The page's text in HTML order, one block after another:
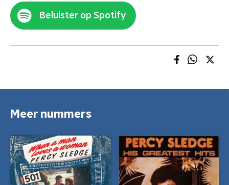
Beluister op Spotify
Meer nummers